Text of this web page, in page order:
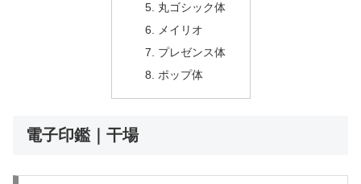
丸ゴシック体
メイリオ
プレゼンス体
ポップ体
電子印鑑｜干場